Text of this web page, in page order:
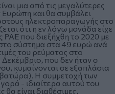
μια από τις μεγαλύτερες
και θα συμβάλει
ηλεκτροπαραγωγής στο
ότι η εν λόγω μονάδα είχε
ΡΑΕ που διεξήχθη το 2020 με
σύστημα στα 49 ευρώ ανά
του ρεύματος στο
που δεν ήταν ο
κυμαίνονται σε εξαπλάσια
Η συμμετοχή των
- ιδιαίτερα αυτού του
θα είναι διαθέσιμες,